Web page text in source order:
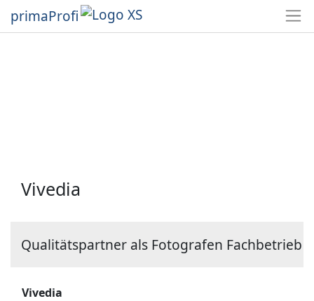
primaProfi
Vivedia
Qualitätspartner als Fotografen Fachbetrieb
Vivedia